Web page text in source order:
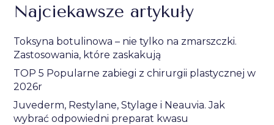
Najciekawsze artykuły
Toksyna botulinowa – nie tylko na zmarszczki.
Zastosowania, które zaskakują
TOP 5 Popularne zabiegi z chirurgii plastycznej w
2026r
Juvederm, Restylane, Stylage i Neauvia. Jak
wybrać odpowiedni preparat kwasu